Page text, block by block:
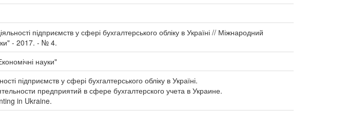
підприємств у сфері бухгалтерського обліку в Україні // Міжнародний
- 2017. - № 4.
науки"
підприємств у сфері бухгалтерського обліку в Україні.
предприятий в сфере бухгалтерского учета в Украине.
in Ukraine.